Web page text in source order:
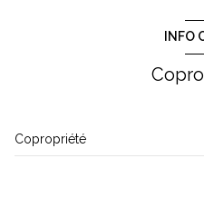
cuisine américaine
Chauffage individuel :
2 côté(s) mitoyen(s)
INFO
Copropriété